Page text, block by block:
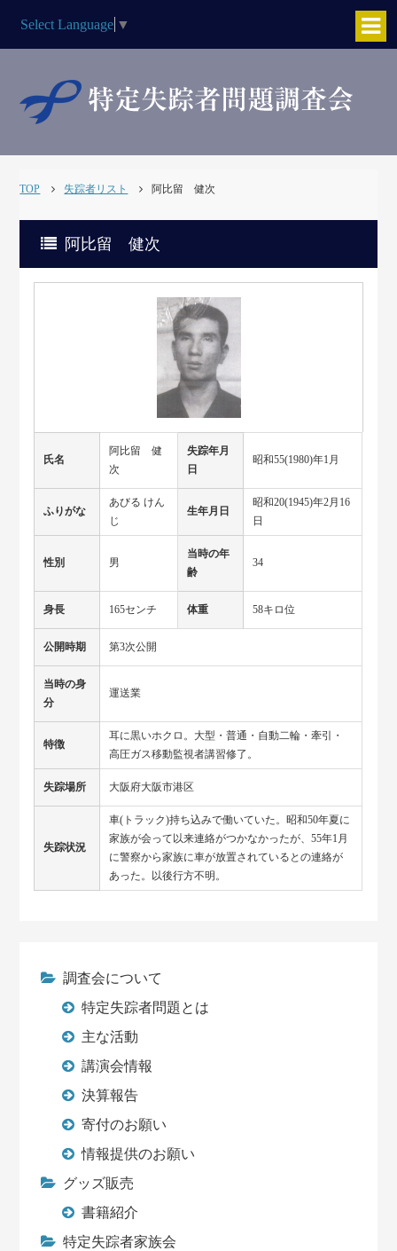
Select Language ▼
TOP 失踪者リスト 阿比留 健次
阿比留 健次
氏名
阿比留 健
次
失踪年月
日
昭和55(1980)年1月
ふりがな
あびる けん
じ
生年月日
昭和20(1945)年2月16
日
性別 男
当時の年
齢
34
身長 165センチ 体重 58キロ位
公開時期 第3次公開
当時の身
分
運送業
特徴
耳に黒いホクロ。大型・普通・自動二輪・牽引・
高圧ガス移動監視者講習修了。
失踪場所 大阪府大阪市港区
失踪状況
車(トラック)持ち込みで働いていた。昭和50年夏に
家族が会って以来連絡がつかなかったが、55年1月
に警察から家族に車が放置されているとの連絡が
あった。以後行方不明。
調査会について
特定失踪者問題とは
主な活動
講演会情報
決算報告
寄付のお願い
情報提供のお願い
グッズ販売
書籍紹介
特定失踪者家族会